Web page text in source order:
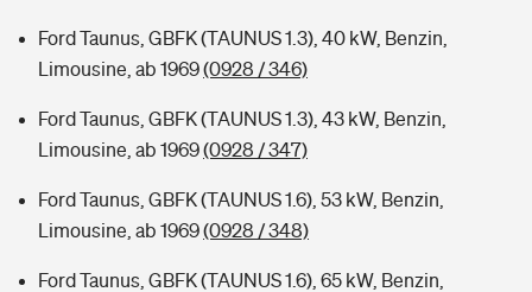
Ford Taunus, GBFK (TAUNUS 1.3), 40 kW, Benzin,
Limousine, ab 1969(0928 / 346)
Ford Taunus, GBFK (TAUNUS 1.3), 43 kW, Benzin,
Limousine, ab 1969(0928 / 347)
Ford Taunus, GBFK (TAUNUS 1.6), 53 kW, Benzin,
Limousine, ab 1969(0928 / 348)
Ford Taunus, GBFK (TAUNUS 1.6), 65 kW, Benzin,